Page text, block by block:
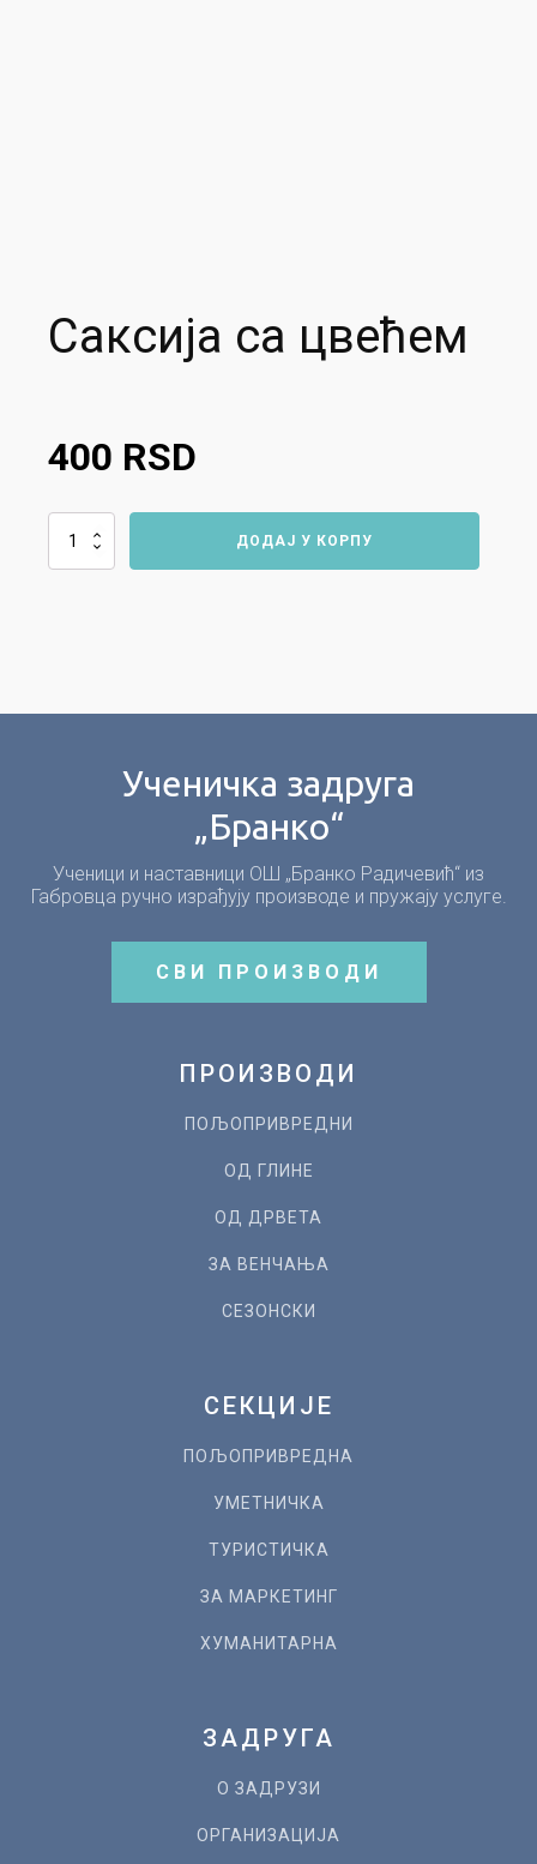
Саксија са цвећем
400 RSD
Саксија
ДОДАЈ У КОРПУ
Ученичка задруга
„Бранко“
Ученици и наставници ОШ „Бранко Радичевић“ из
Габровца ручно израђују производе и пружају услуге.
СВИ ПРОИЗВОДИ
ПРОИЗВОДИ
ПОЉОПРИВРЕДНИ
ОД ГЛИНЕ
ОД ДРВЕТА
ЗА ВЕНЧАЊА
СЕЗОНСКИ
СЕКЦИЈЕ
ПОЉОПРИВРЕДНА
УМЕТНИЧКА
ТУРИСТИЧКА
ЗА МАРКЕТИНГ
ХУМАНИТАРНА
ЗАДРУГА
О ЗАДРУЗИ
ОРГАНИЗАЦИЈА